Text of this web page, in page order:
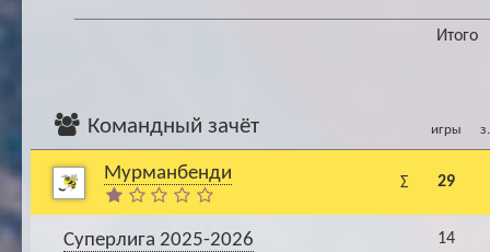
Итого
Командный зачёт игры
Мурманбенди Σ 29
Суперлига 2025-2026 14